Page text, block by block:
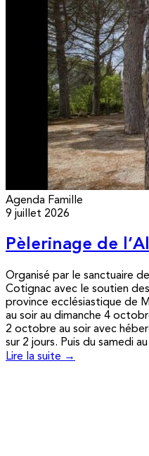
Agenda Famille
9 juillet 2026
Pèlerinage de
Organisé par le sanctuaire
Cotignac avec le soutien
province ecclésiastique de
au soir au dimanche 4
2 octobre au soir avec
sur 2 jours. Puis du samedi
Lire la suite →